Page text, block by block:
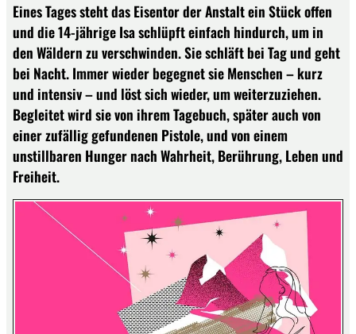
Eines Tages steht das Eisentor der Anstalt ein Stück offen
und die 14-jährige Isa schlüpft einfach hindurch, um in
den Wäldern zu verschwinden. Sie schläft bei Tag und geht
bei Nacht. Immer wieder begegnet sie Menschen – kurz
und intensiv – und löst sich wieder, um weiterzuziehen.
Begleitet wird sie von ihrem Tagebuch, später auch von
einer zufällig gefundenen Pistole, und von einem
unstillbaren Hunger nach Wahrheit, Berührung, Leben und
Freiheit.